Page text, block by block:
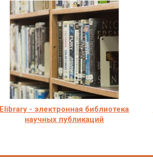
Elibrary - электронная библиотека
научных публикаций